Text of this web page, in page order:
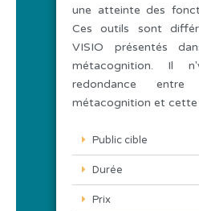
une atteinte des
Ces outils sont
VISIO présentés
métacognition. Il
redondance
métacognition et
Public cible
Durée
Prix